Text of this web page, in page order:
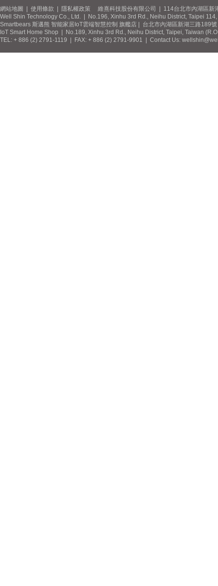
網站地圖 使用條款 隱私權政策 維熹科技股份有限公司 | 114台北市內湖區新
Well Shin Technology Co., Ltd. | No.196, Xinhu 3rd Rd., Neihu District, Taipei
Smartbears 斯邁熊 智能家居IoT雲端智慧控制 旗艦店 | 台北市內湖區新湖三路189
IoT Smart Home Shop | No.189, Xinhu 3rd Rd., Neihu District, Taipei, Taiwan
TEL: + 886 (2) 2791-1119 | FAX: + 886 (2) 2791-9901 | Contact Us: